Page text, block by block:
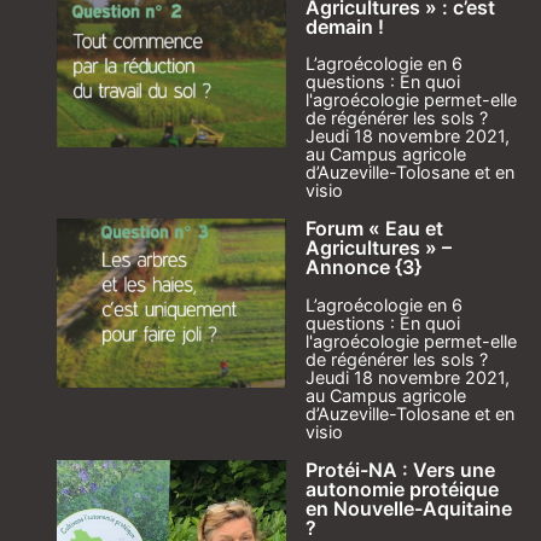
Agricultures » : c’est
demain !
L’agroécologie en 6
questions : En quoi
l'agroécologie permet-elle
de régénérer les sols ?
Jeudi 18 novembre 2021,
au Campus agricole
d’Auzeville-Tolosane et en
visio
Forum « Eau et
Agricultures » –
Annonce {3}
L’agroécologie en 6
questions : En quoi
l'agroécologie permet-elle
de régénérer les sols ?
Jeudi 18 novembre 2021,
au Campus agricole
d’Auzeville-Tolosane et en
visio
Protéi-NA : Vers une
autonomie protéique
en Nouvelle-Aquitaine
?